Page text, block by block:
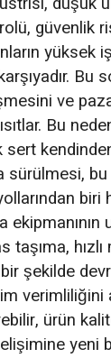
güvenlik
yüksek
Bu
ve
Bu
sert
bu
biri
ekipmanının
taşıma,
şekilde
verimliliğini
ürün
yeni